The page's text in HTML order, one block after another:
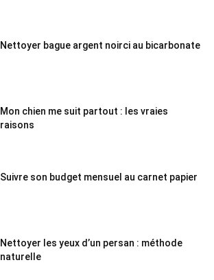
Nettoyer bague argent noirci au bicarbonate
Mon chien me suit partout : les vraies
raisons
Suivre son budget mensuel au carnet papier
Nettoyer les yeux d’un persan : méthode
naturelle